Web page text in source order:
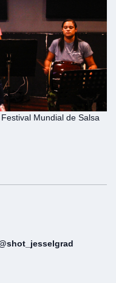
Mundial de Salsa